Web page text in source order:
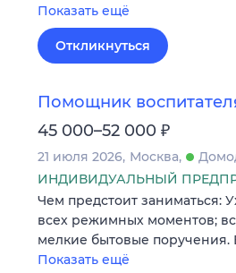
Показать ещё
Откликнуться
Помощник
45 000–52 000 ₽
21 июля 2026 Москва
ИНДИВИДУАЛЬНЫЙ
Чем предстоит заниматься:
всех режимных моментов;
мелкие бытовые
Показать ещё